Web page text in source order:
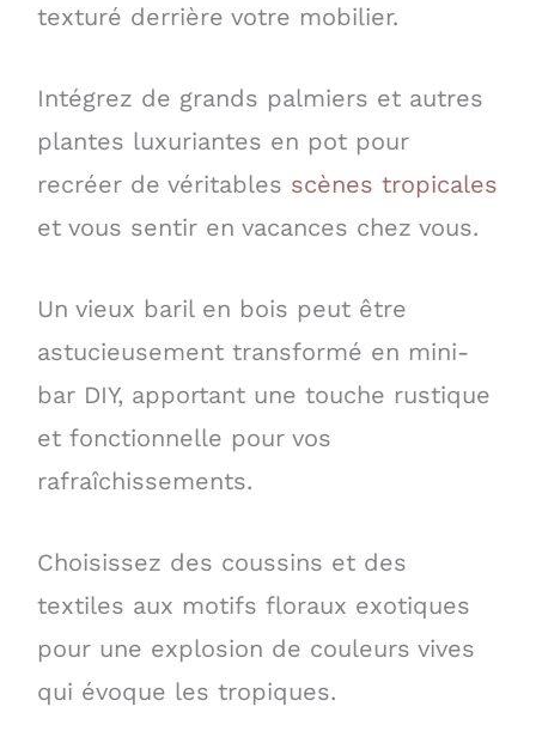
texturé derrière votre mobilier.
Intégrez de grands palmiers et autres
plantes luxuriantes en pot pour
recréer de véritables scènes tropicales
et vous sentir en vacances chez vous.
Un vieux baril en bois peut être
astucieusement transformé en mini-
bar DIY, apportant une touche rustique
et fonctionnelle pour vos
rafraîchissements.
Choisissez des coussins et des
textiles aux motifs floraux exotiques
pour une explosion de couleurs vives
qui évoque les tropiques.